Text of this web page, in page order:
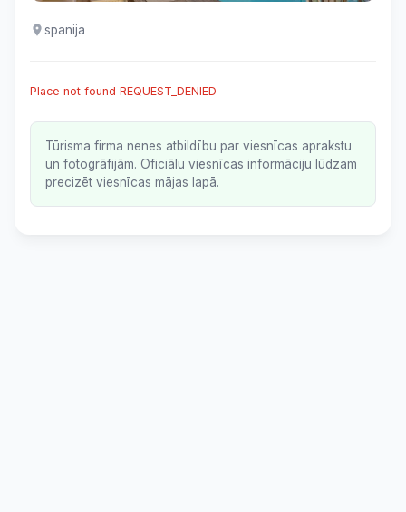
spanija
Place not found REQUEST_DENIED
Tūrisma firma nenes atbildību par viesnīcas aprakstu
un fotogrāfijām. Oficiālu viesnīcas informāciju lūdzam
precizēt viesnīcas mājas lapā.